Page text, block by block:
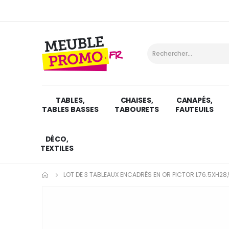
TABLES,
TABLES BASSES
CHAISES,
TABOURETS
CANAPÉS,
FAUTEUILS
DÉCO,
TEXTILES
LOT DE 3 TABLEAUX ENCADRÉS EN OR PICTOR